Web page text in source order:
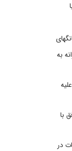
به
با
در